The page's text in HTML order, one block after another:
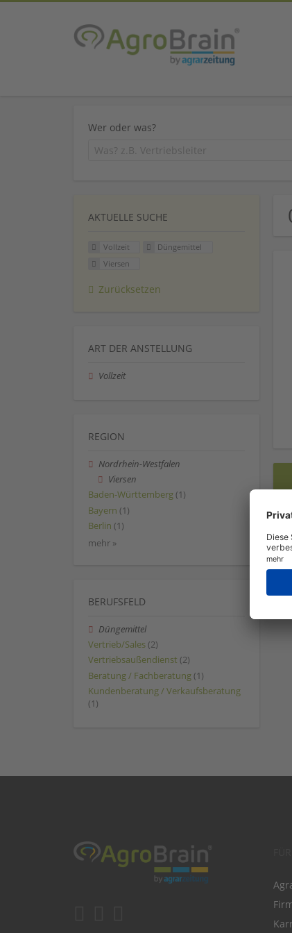
Wer oder was?
AKTUELLE SUCHE
Vollzeit
Düngemittel
Viersen
Zurücksetzen
ART DER ANSTELLUNG
Vollzeit
REGION
Nordrhein-Westfalen
Viersen
Baden-Württemberg (1)
Bayern (1)
Berlin (1)
mehr »
BERUFSFELD
Düngemittel
Vertrieb/Sales (2)
Vertriebsaußendienst (2)
Beratung / Fachberatung (1)
Kundenberatung / Verkaufsberatung
(1)